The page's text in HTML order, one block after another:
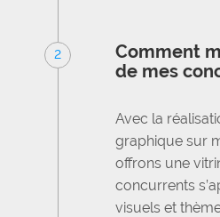
2
Comment
de mes
Avec la
graphique sur
offrons une
concurrents
visuels et